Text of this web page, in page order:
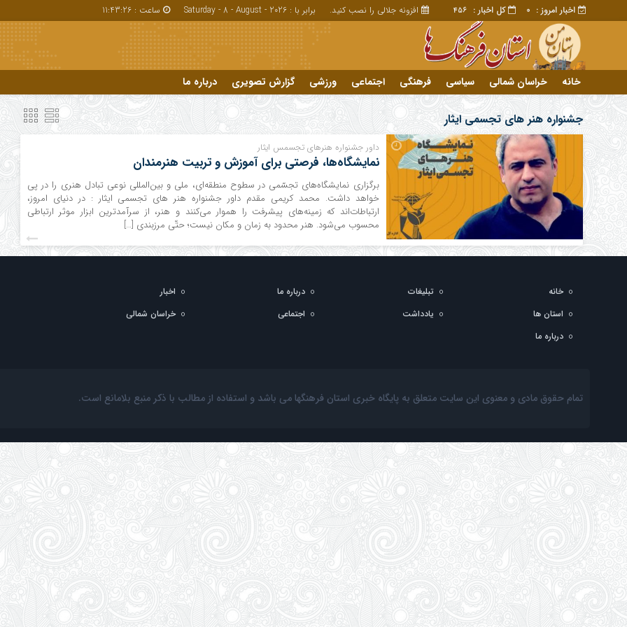
کل اخبار : 456 اخبار امروز : 0 افزونه جلالی را نصب کنید. برابر با : Saturday - 8 - August - 2026 ساعت : 11:43:27
خانه خراسان شمالی سیاسی فرهنگی اجتماعی ورزشی گزارش تصویری درباره ما
تبلیغات درباره ما
جشنواره هنر های تجسمی ایثار
داور جشنواره هنرهای تجسمس ایثار
نمایشگاه‌ها، فرصتی برای آموزش و تربیت هنرمندان
برگزاری نمایشگاه‌های تجسّمی در سطوح منطقه‌ای، ملی و بین‌المللی نوعی تبادل هنری را در پی
خواهد داشت. محمد کریمی مقدم داور جشنواره هنر های تجسمی ایثار : در دنیای امروز،
ارتباطات‌اند که زمینه‌های پیشرفت را هموار می‌کنند و هنر، از سرآمدترین ابزار موثر ارتباطی
محسوب می‌شود. هنر محدود به زمان و مکان نیست؛ حتّی مرزبندی […]
خانه تبلیغات درباره ما
اخبار
استان ها
یادداشت اجتماعی
خراسان شمالی
درباره ما
تمام حقوق مادی و معنوی این سایت متعلق به پایگاه خبری استان فرهنگها می باشد و استفاده از مطالب با ذکر منبع بلامانع است.